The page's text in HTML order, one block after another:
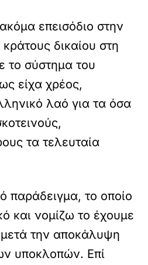
επεισόδιο στην
δικαίου στη
το σύστημα του
είχα χρέος,
λαό για τα όσα
τα τελευταία
το οποίο
και νομίζω το έχουμε
την αποκάλυψη
υποκλοπών. Επί